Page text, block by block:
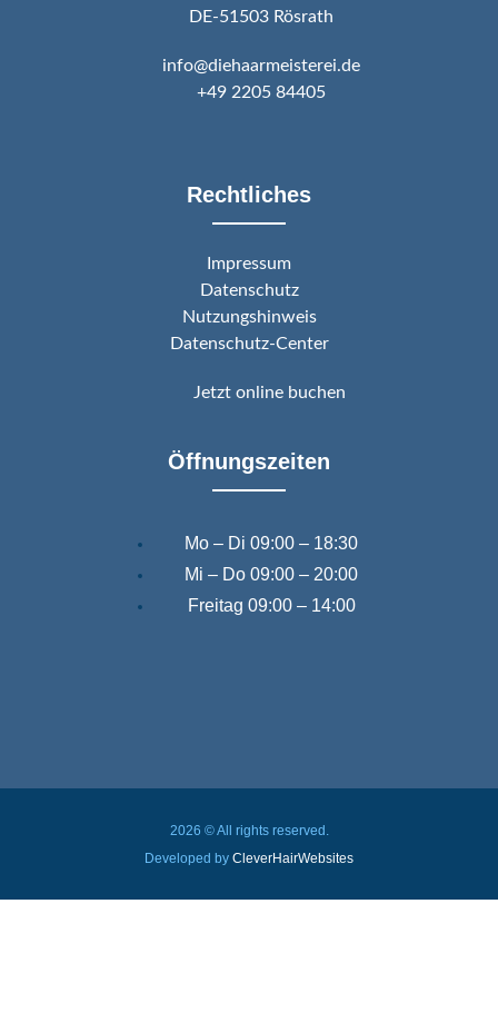
DE-51503 Rösrath
info@diehaarmeisterei.de
+49 2205 84405
Rechtliches
Impressum
Datenschutz
Nutzungshinweis
Datenschutz-Center
Jetzt online buchen
Öffnungszeiten
Mo – Di 09:00 – 18:30
Mi – Do 09:00 – 20:00
Freitag 09:00 – 14:00
2026 © All rights reserved.
Developed by CleverHairWebsites